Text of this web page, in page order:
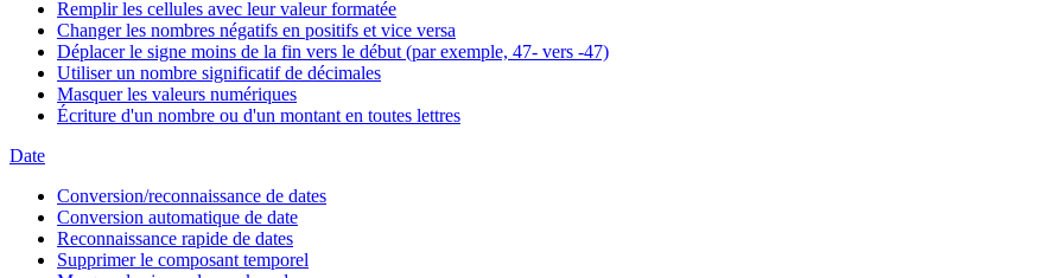
Remplir les cellules avec leur valeur formatée
Changer les nombres négatifs en positifs et vice versa
Déplacer le signe moins de la fin vers le début (par exemple, 47- vers -47)
Utiliser un nombre significatif de décimales
Masquer les valeurs numériques
Écriture d'un nombre ou d'un montant en toutes lettres
Date
Conversion/reconnaissance de dates
Conversion automatique de date
Reconnaissance rapide de dates
Supprimer le composant temporel